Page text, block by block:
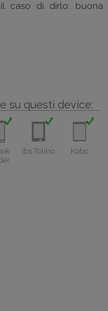
caso di dirlo: buona
su questi device:
Ibs Tolino Kobo